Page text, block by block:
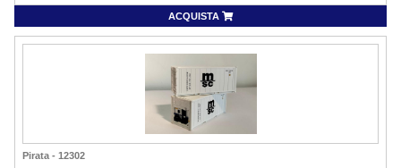
ACQUISTA
Pirata - 12302